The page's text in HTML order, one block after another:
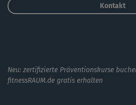
Kontakt
Neu: zertifizierte Präventionskurse
fitnessRAUM.de gratis erhalten